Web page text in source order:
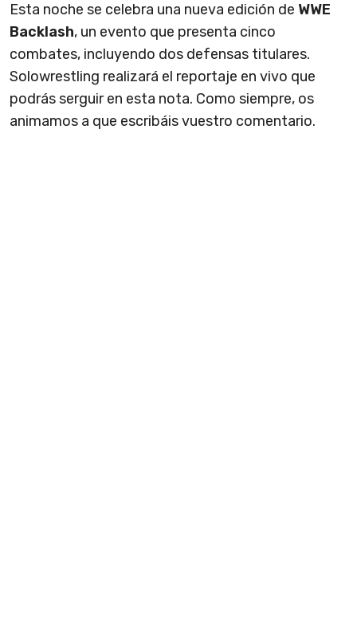
Esta noche se celebra una nueva edición de WWE
Backlash, un evento que presenta cinco
combates, incluyendo dos defensas titulares.
Solowrestling realizará el reportaje en vivo que
podrás serguir en esta nota. Como siempre, os
animamos a que escribáis vuestro comentario.